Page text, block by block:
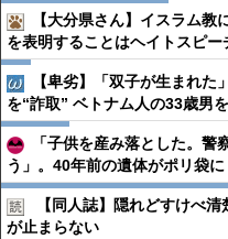
【大分県さん】イスラム
を表明することはヘイトスピー
【卑劣】「双子が生まれ
を“詐取” ベトナム人の33歳男
「子供を産み落とした。
う」。40年前の遺体がポリ袋に
【同人誌】隠れどすけべ
が止まらない